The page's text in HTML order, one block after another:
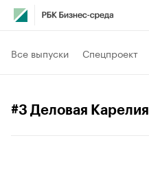
Все выпуски Спецпроект
#3 Деловая Карелия